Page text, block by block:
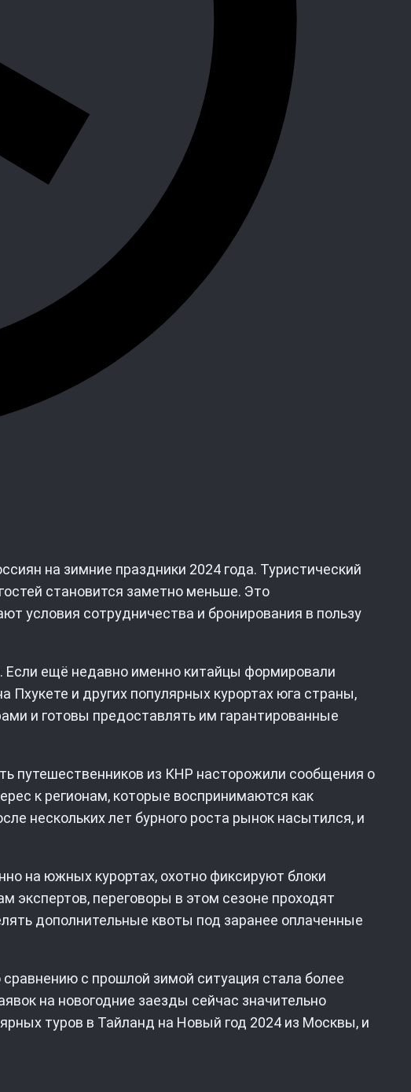
на зимние праздники 2024 года. Туристический
становится заметно меньше. Это
условия сотрудничества и бронирования в пользу
ещё недавно именно китайцы формировали
Пхукете и других популярных курортах юга страны,
и готовы предоставлять им гарантированные
путешественников из КНР насторожили сообщения о
к регионам, которые воспринимаются как
нескольких лет бурного роста рынок насытился, и
на южных курортах, охотно фиксируют блоки
экспертов, переговоры в этом сезоне проходят
дополнительные квоты под заранее оплаченные
с прошлой зимой ситуация стала более
на новогодние заезды сейчас значительно
туров в Тайланд на Новый год 2024 из Москвы, и